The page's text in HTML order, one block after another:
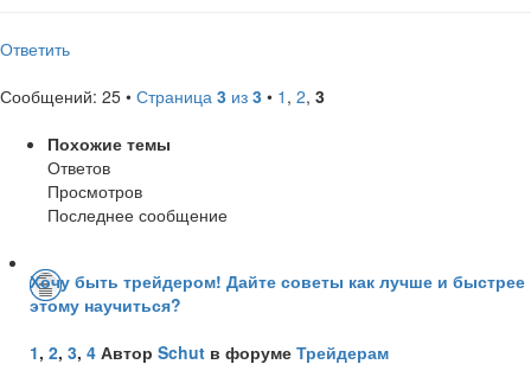
Ответить
Сообщений: 25 • Страница 3 из 3 • 1 , 2, 3
Похожие темы
Ответов
Просмотров
Последнее сообщение
Хочу быть трейдером! Дайте советы как лучше и быстрее
этому научиться?
1, 2, 3, 4 Автор Schut в форуме Трейдерам